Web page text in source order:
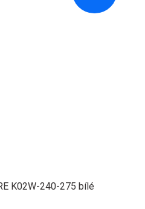
K02W-240-275 bílé